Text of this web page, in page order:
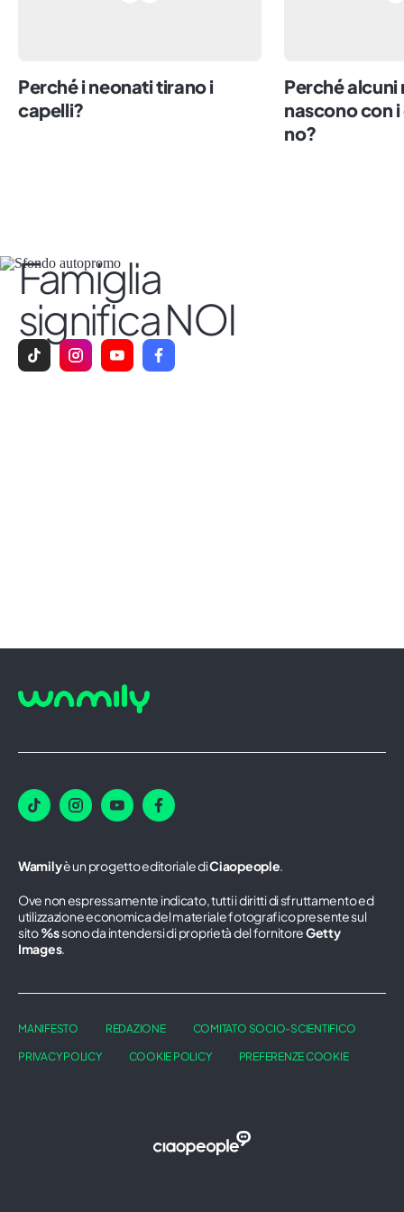
Perché i neonati tirano i
capelli?
Perché alcuni
nascono con
no?
Famiglia
significa NOI
Wamilyè un progetto editoriale diCiaopeople.
Ove non espressamente indicato, tutti i diritti di sfruttamento ed
utilizzazione economica del materiale fotografico presente sul
sito%ssono da intendersi di proprietà del fornitoreGetty
Images.
MANIFESTO REDAZIONE COMITATO SOCIO-SCIENTIFICO
PRIVACY POLICY COOKIE POLICY PREFERENZE COOKIE